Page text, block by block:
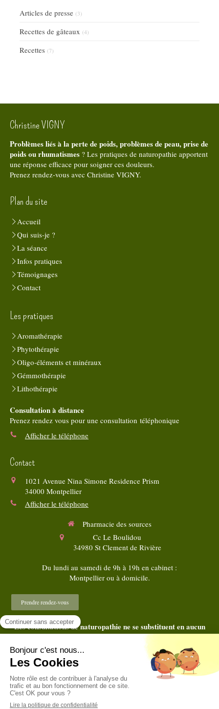
Articles de presse (3)
Recettes de gâteaux (4)
Recettes (7)
Christine VIGNY
Problèmes liés à la perte de poids, problèmes de peau, prise de
poids ou rhumatismes ? Les pratiques de naturopathie apportent
une réponse efficace pour soigner ces douleurs.
Prenez rendez-vous avec Christine VIGNY.
Plan du site
Accueil
Qui suis-je ?
La séance
Infos pratiques
Témoignages
Contact
Les pratiques
Aromathérapie
Phytothérapie
Oligo-éléments et minéraux
Gémmothérapie
Lithothérapie
Consultation à distance
Prenez rendez vous pour une consultation téléphonique
Afficher le téléphone
Contact
1021 Avenue Nina Simone Residence Prism
34000 Montpellier
Afficher le téléphone
Pharmacie des sources
Cc Le Boulidou
34980 St Clement de Rivière
Du lundi au samedi de 9h à 19h en cabinet :
Montpellier ou à domicile.
Prendre rendez-vous
Les consultations de naturopathie ne se substituent en aucun
cas au diagnostic et au traitement médical
©2018 Christine VIGNY - Naturopathe Montpellier